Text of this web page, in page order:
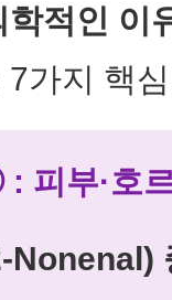
적인 이
가지 핵
피부·호